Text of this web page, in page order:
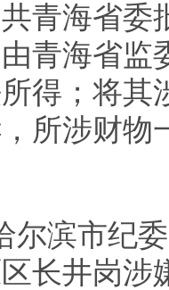
青海省委
青海省监
得；将其
所涉财物
尔滨市纪
长井岗涉